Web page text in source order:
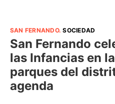
SAN FERNANDO.SOCIEDAD
San Fernando
las Infancias en
parques del
agenda